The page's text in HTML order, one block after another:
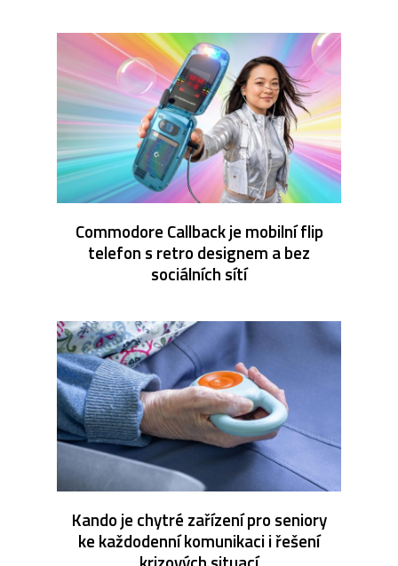
Commodore Callback je mobilní flip
telefon s retro designem a bez
sociálních sítí
Kando je chytré zařízení pro seniory
ke každodenní komunikaci i řešení